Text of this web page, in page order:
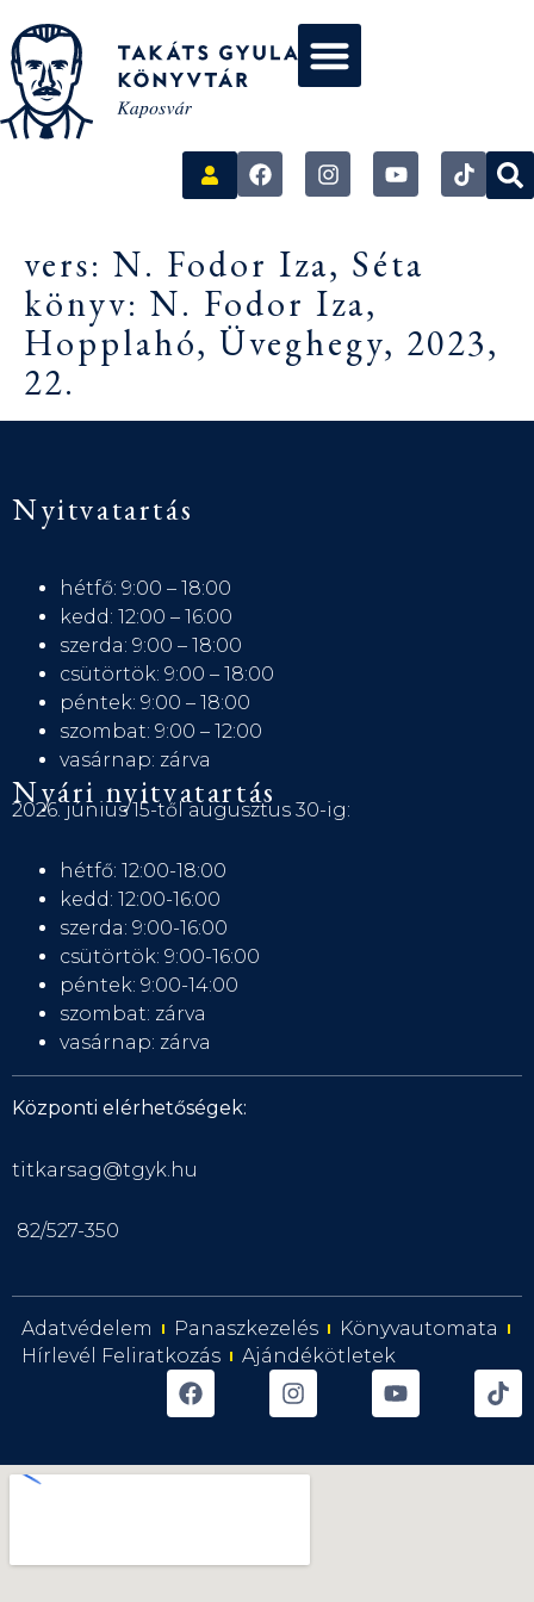
vers: N. Fodor Iza, Séta
könyv: N. Fodor Iza,
Hopplahó, Üveghegy, 2023,
22.
Nyitvatartás
hétfő: 9:00 – 18:00
kedd: 12:00 – 16:00
szerda: 9:00 – 18:00
csütörtök: 9:00 – 18:00
péntek: 9:00 – 18:00
szombat: 9:00 – 12:00
vasárnap: zárva
Nyári nyitvatartás
2026. június 15-től augusztus 30-ig:
hétfő: 12:00-18:00
kedd: 12:00-16:00
szerda: 9:00-16:00
csütörtök: 9:00-16:00
péntek: 9:00-14:00
szombat: zárva
vasárnap: zárva
Központi elérhetőségek:
titkarsag@tgyk.hu
82/527-350
Adatvédelem Panaszkezelés
Könyvautomata
Hírlevél Feliratkozás
Ajándékötletek